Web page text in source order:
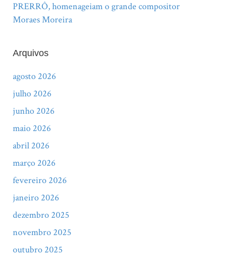
PRERRÔ, homenageiam o grande compositor
Moraes Moreira
Arquivos
agosto 2026
julho 2026
junho 2026
maio 2026
abril 2026
março 2026
fevereiro 2026
janeiro 2026
dezembro 2025
novembro 2025
outubro 2025